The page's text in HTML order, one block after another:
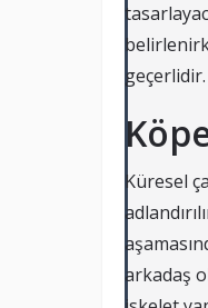
geçerlidir.
Küresel
arkadaş